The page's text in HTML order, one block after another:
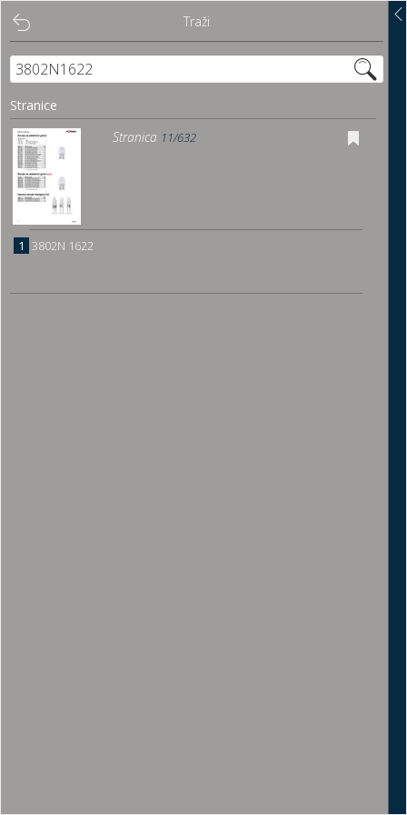
Traži
Sadržaj
Pregled
Istakni poveznice
Preuzmi
Traži
Stranice
Stranica 11/632
1 3802N 1622